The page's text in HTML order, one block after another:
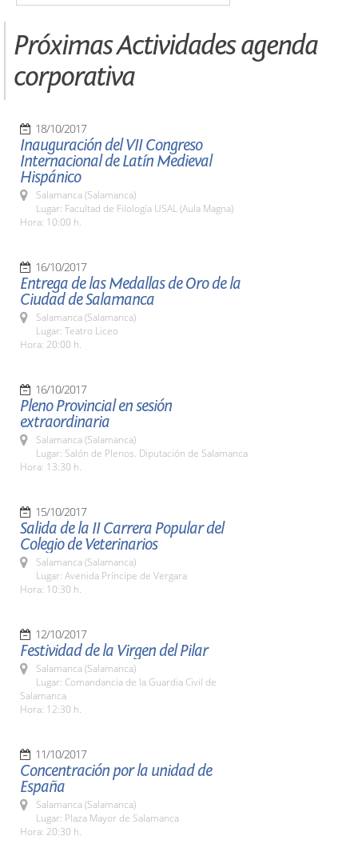
Próximas Actividades agenda
corporativa
18/10/2017
Inauguración del VII Congreso
Internacional de Latín Medieval
Hispánico
Salamanca (Salamanca)
Lugar: Facultad de Filología USAL (Aula Magna)
Hora: 10:00 h.
16/10/2017
Entrega de las Medallas de Oro de la
Ciudad de Salamanca
Salamanca (Salamanca)
Lugar: Teatro Liceo
Hora: 20:00 h.
16/10/2017
Pleno Provincial en sesión
extraordinaria
Salamanca (Salamanca)
Lugar: Salón de Plenos. Diputación de Salamanca
Hora: 13:30 h.
15/10/2017
Salida de la II Carrera Popular del
Colegio de Veterinarios
Salamanca (Salamanca)
Lugar: Avenida Príncipe de Vergara
Hora: 10:30 h.
12/10/2017
Festividad de la Virgen del Pilar
Salamanca (Salamanca)
Lugar: Comandancia de la Guardia Civil de
Salamanca
Hora: 12:30 h.
11/10/2017
Concentración por la unidad de
España
Salamanca (Salamanca)
Lugar: Plaza Mayor de Salamanca
Hora: 20:30 h.